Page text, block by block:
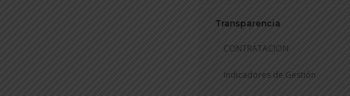
Transparencia
CONTRATACION
Indicadores de Gestión